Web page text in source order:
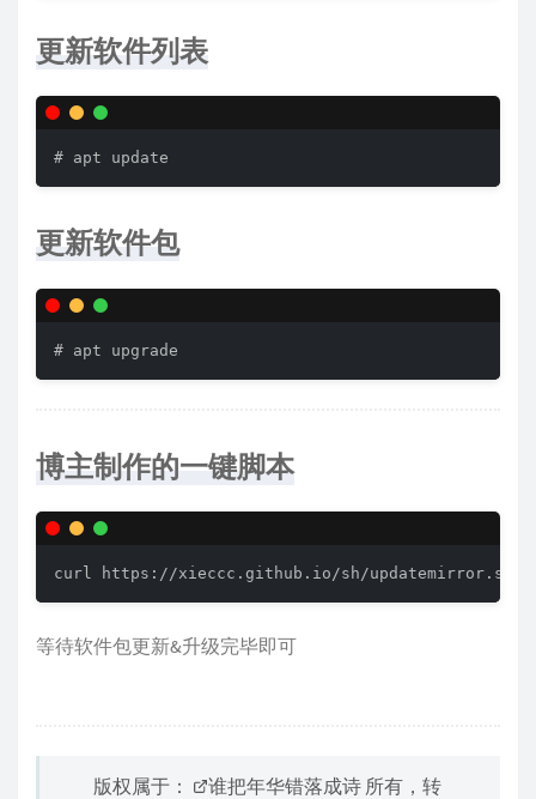
更新软件列表
# apt update
更新软件包
# apt upgrade
博主制作的一键脚本
curl https://xieccc.github.io/sh/updatemirror.sh |
等待软件包更新&升级完毕即可
版权属于： 谁把年华错落成诗 所有，转